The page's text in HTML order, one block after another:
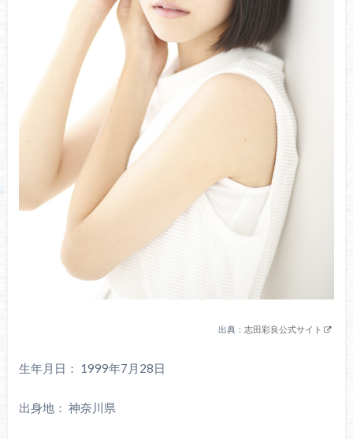
出典：志田彩良公式サイト
生年月日： 1999年7月28日
出身地： 神奈川県